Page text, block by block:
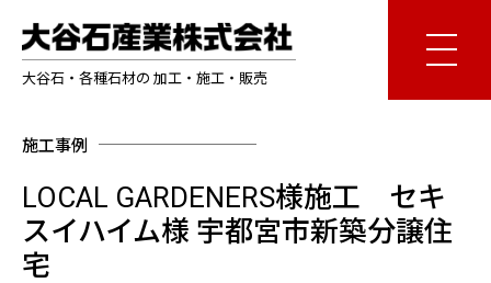
大谷石・各種石材の 加工・施工・販売
施工事例
LOCAL GARDENERS様施工 セキ
スイハイム様 宇都宮市新築分譲住
宅